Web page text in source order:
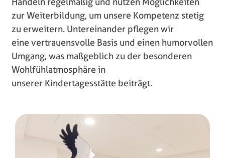
zur Weiterbildung, um unsere Kompetenz stetig
zu erweitern. Untereinander pflegen wir
eine vertrauensvolle Basis und einen humorvollen
Umgang, was maßgeblich zu der besonderen
Wohlfühlatmosphäre in
unserer Kindertagesstätte beiträgt.